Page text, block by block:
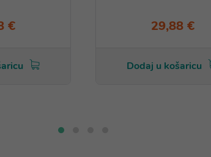
€ 29,88 €
Dodaj u košaricu